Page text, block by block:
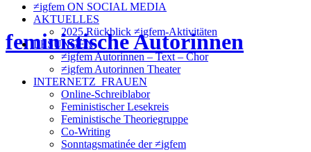
≠igfem ON SOCIAL MEDIA
AKTUELLES
2025 Rückblick ≠igfem-Aktivitäten
LESUNGEN
≠igfem Autorinnen – Text – Chor
≠igfem Autorinnen Theater
INTERNETZ_FRAUEN
Online-Schreiblabor
Feministischer Lesekreis
Feministische Theoriegruppe
Co-Writing
Sonntagsmatinée der ≠igfem